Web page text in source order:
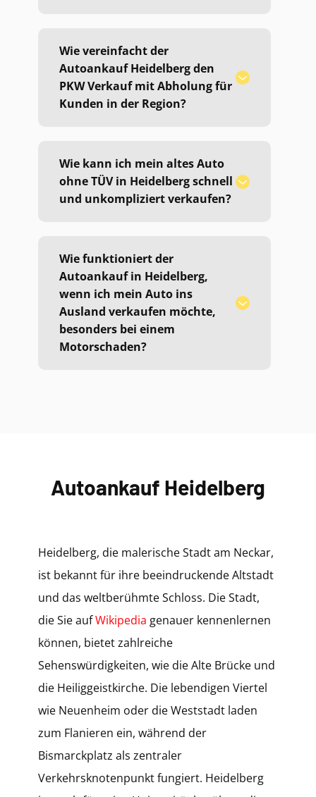
Wie vereinfacht der
Autoankauf Heidelberg den
PKW Verkauf mit Abholung für
Kunden in der Region?
Wie kann ich mein altes Auto
ohne TÜV in Heidelberg schnell
und unkompliziert verkaufen?
Wie funktioniert der
Autoankauf in Heidelberg,
wenn ich mein Auto ins
Ausland verkaufen möchte,
besonders bei einem
Motorschaden?
Autoankauf Heidelberg
Heidelberg, die malerische Stadt am Neckar,
ist bekannt für ihre beeindruckende Altstadt
und das weltberühmte Schloss. Die Stadt,
die Sie aufWikipedia genauer kennenlernen
können, bietet zahlreiche
Sehenswürdigkeiten, wie die Alte Brücke und
die Heiliggeistkirche. Die lebendigen Viertel
wie Neuenheim oder die Weststadt laden
zum Flanieren ein, während der
Bismarckplatz als zentraler
Verkehrsknotenpunkt fungiert. Heidelberg